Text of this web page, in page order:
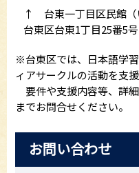
↑ 台東一丁目区民館（
台東区台東1丁目25番5号
※台東区では、日本語学
ィアサークルの活動を支援
要件や支援内容等、詳
までお問合せください。
お問い合わせ